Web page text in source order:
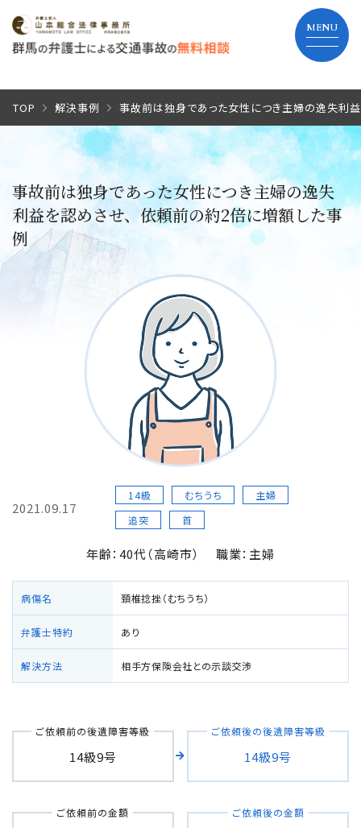
TOP
当事務所の特長
弁護士費用
よくあるご質問
事務所紹介
損害賠償の３基準
交通事故の賠償金額（慰謝料）の解説
後遺障害の逸失利益
主婦の休業損害
交通事故が労災になったときの対応方法
自転車の交通事故
TOP 解決事例 事故前は独身であった女性につき主婦の逸失利
事故前は独身であった女性につき主婦の逸失
利益を認めさせ、依頼前の約2倍に増額した事
例
2021.09.17
14級 むちうち
主婦
追突
首
年齢：40代（高崎市） 職業：主婦
病傷名 頚椎捻挫（むちうち）
弁護士特約 あり
解決方法 相手方保険会社との示談交渉
ご依頼前の後遺障害等級
14級9号
ご依頼後の後遺障害等級
14級9号
ご依頼前の金額 ご依頼後の金額